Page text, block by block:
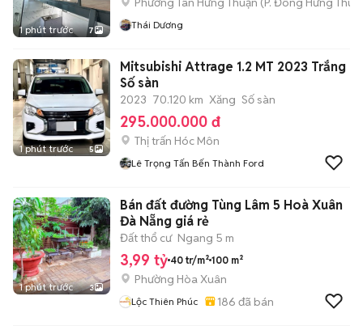
1 phút trước 7 Thái Dương
1 phút trước 5
Mitsubishi Attrage 1.2 MT 2023 Trắng
Số sàn
2023 70.120 km Xăng Số sàn
295.000.000 đ
Thị trấn Hóc Môn
Lê Trọng Tấn Bến Thành Ford
1 phút trước 3
Bán đất đường Tùng Lâm 5 Hoà Xuân
Đà Nẵng giá rẻ
Đất thổ cư Ngang 5 m
3,99 tỷ 40 tr/m² 100 m²
Phường Hòa Xuân
Lộc Thiên Phúc 186 đã bán